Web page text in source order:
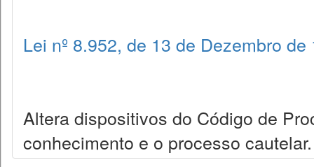
Lei nº 8.952, de 13 de Dezembro de
Altera dispositivos do Código de
conhecimento e o processo cautelar.